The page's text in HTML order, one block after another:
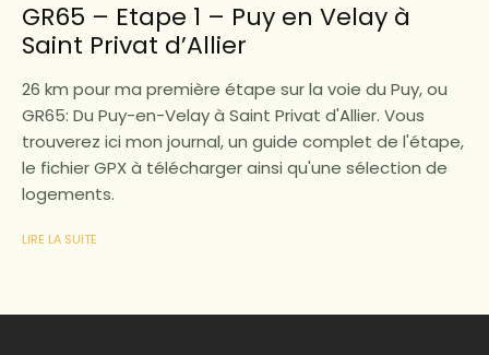
GR65 – Etape 1 – Puy en Velay à
Saint Privat d’Allier
26 km pour ma première étape sur la voie du Puy, ou
GR65: Du Puy-en-Velay à Saint Privat d'Allier. Vous
trouverez ici mon journal, un guide complet de l'étape,
le fichier GPX à télécharger ainsi qu'une sélection de
logements.
LIRE LA SUITE